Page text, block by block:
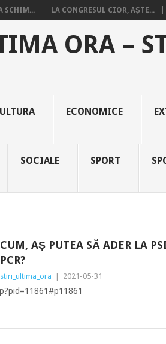
SCHIM... LA CONGRESUL CIOR, AȘTE...
ORA –
ECONOMICE
SOCIALE SPORT
CUM, AȘ PUTEA SĂ ADER LA
PCR?
stiri_ultima_ora 2021-05-31